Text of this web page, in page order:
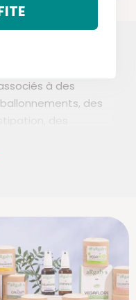
à des
des
des
votre flore